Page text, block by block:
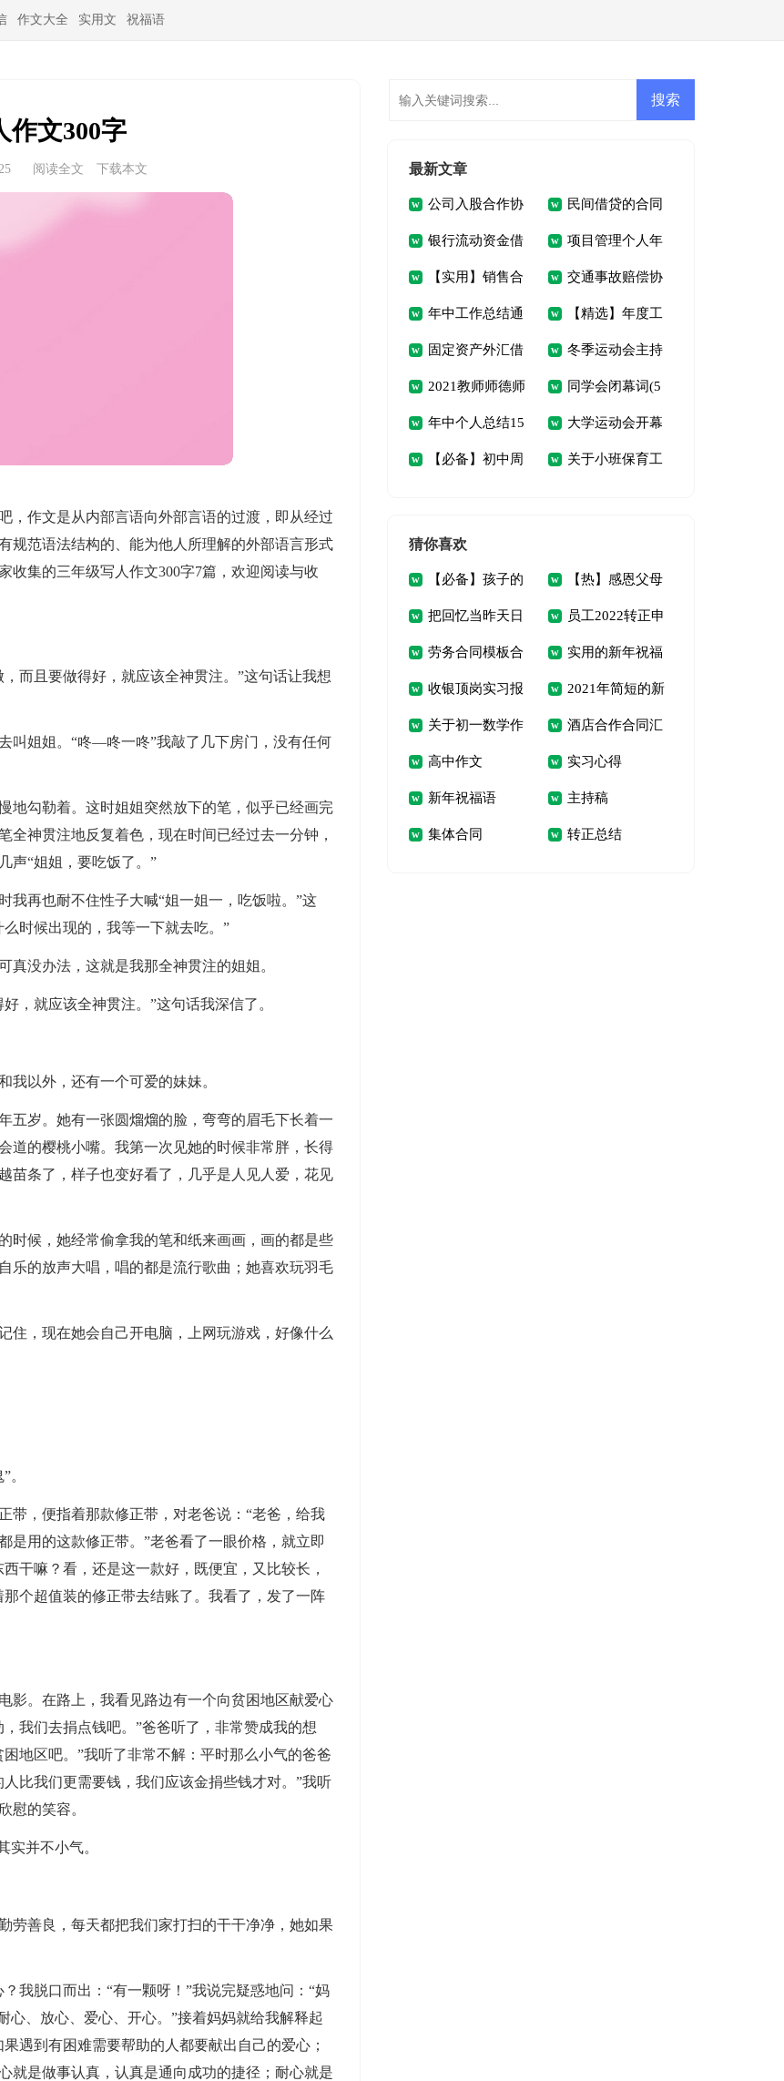
作文大全 实用文 祝福语
作文300字
阅读全文 下载本文
，作文是从内部言语向外部言语的过渡，即从经过
规范语法结构的、能为他人所理解的外部语言形式
收集的三年级写人作文300字7篇，欢迎阅读与收
而且要做得好，就应该全神贯注。”这句话让我想
叫姐姐。“咚—咚一咚”我敲了几下房门，没有任何
地勾勒着。这时姐姐突然放下的笔，似乎已经画完
神贯注地反复着色，现在时间已经过去一分钟，
声“姐姐，要吃饭了。”
我再也耐不住性子大喊“姐一姐一，吃饭啦。”这
时候出现的，我等一下就去吃。”
真没办法，这就是我那全神贯注的姐姐。
，就应该全神贯注。”这句话我深信了。
我以外，还有一个可爱的妹妹。
五岁。她有一张圆熘熘的脸，弯弯的眉毛下长着一
道的樱桃小嘴。我第一次见她的时候非常胖，长得
苗条了，样子也变好看了，几乎是人见人爱，花见
时候，她经常偷拿我的笔和纸来画画，画的都是些
乐的放声大唱，唱的都是流行歌曲；她喜欢玩羽毛
住，现在她会自己开电脑，上网玩游戏，好像什么
。
带，便指着那款修正带，对老爸说：“老爸，给我
是用的这款修正带。”老爸看了一眼价格，就立即
干嘛？看，还是这一款好，既便宜，又比较长，
个超值装的修正带去结账了。我看了，发了一阵
影。在路上，我看见路边有一个向贫困地区献爱心
我们去捐点钱吧。”爸爸听了，非常赞成我的想
地区吧。”我听了非常不解：平时那么小气的爸爸
比我们更需要钱，我们应该金捐些钱才对。”我听
慰的笑容。
实并不小气。
劳善良，每天都把我们家打扫的干干净净，她如果
我脱口而出：“有一颗呀！”我说完疑惑地问：“妈
心、放心、爱心、开心。”接着妈妈就给我解释起
遇到有困难需要帮助的人都要献出自己的爱心；
就是做事认真，认真是通向成功的捷径；耐心就是
最新文章
公司入股合作协
议书
民间借贷的合同
12篇
银行流动资金借
贷合同(5篇)
项目管理个人年
终总结
【实用】销售合
同模板汇编九篇
交通事故赔偿协
议书15篇
年中工作总结通
用15篇
【精选】年度工
作计划4篇
固定资产外汇借
贷合同(集锦5篇)
冬季运动会主持
人开幕词
2021教师师德师
风个人自查报告
同学会闭幕词(5
篇)
年中个人总结15
篇
大学运动会开幕
词(9篇)
【必备】初中周 关于小班保育工
猜你喜欢
【必备】孩子的
教育心得体会4篇
【热】感恩父母
演讲稿
把回忆当昨天日
记
员工2022转正申
请书
劳务合同模板合
集五篇
实用的新年祝福
语合集35句
收银顶岗实习报
告
2021年简短的新
年温馨祝福语40句
关于初一数学作
文汇总7篇
酒店合作合同汇
总六篇
高中作文 实习心得
新年祝福语 主持稿
集体合同 转正总结